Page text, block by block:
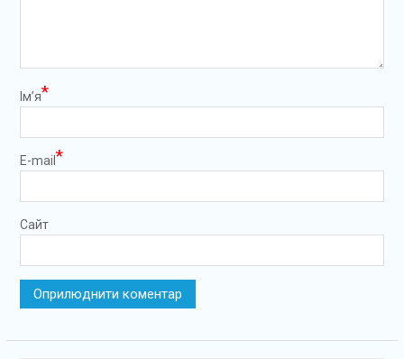
Ім’я*
E-mail *
Сайт